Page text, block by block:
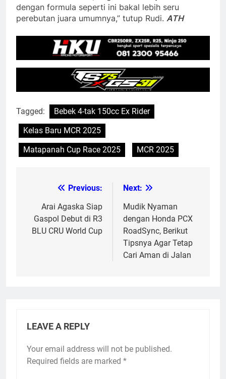
dengan formula seperti ini bakal lebih seru
perebutan juara umumnya,” tutup Rudi. ATH
Tagged:
Bebek 4-tak 150cc Ex Rider
Kelas Baru MCR 2025
Matapanah Cup Race 2025
MCR 2025
navigation
Previous:
Arai Agaska Siap
Gaspol Debut di R3
BLU CRU World Cup
Next:
Mudik Nyaman
dengan Honda PCX
RoadSync, Berikut
Tipsnya Agar Tetap
Cari Aman di Jalan
LEAVE A REPLY
Your email address will not be published.
Required fields are marked *